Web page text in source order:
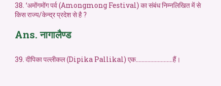
38. ‘अमोंगमोंग पर्व (Amongmong Festival) का संबंध निम्नलिखित में से
किस राज्य/केन्द्र प्रदेश से है ?
Ans. नागालैण्ड
39. दीपिका पल्लीकल (Dipika Pallikal) एक…………………….हैं।